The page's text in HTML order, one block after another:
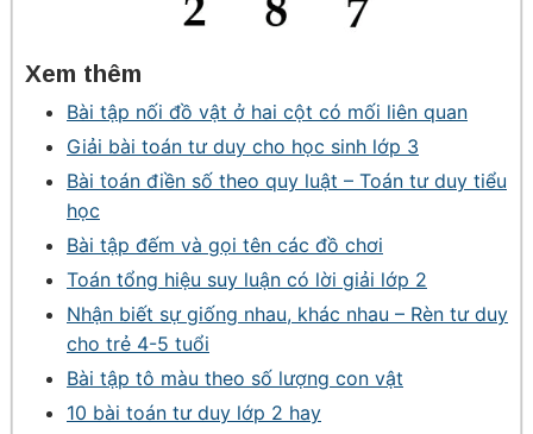
Xem thêm
Bài tập nối đồ vật ở hai cột có mối liên quan
Giải bài toán tư duy cho học sinh lớp 3
Bài toán điền số theo quy luật – Toán tư duy tiểu
học
Bài tập đếm và gọi tên các đồ chơi
Toán tổng hiệu suy luận có lời giải lớp 2
Nhận biết sự giống nhau, khác nhau – Rèn tư duy
cho trẻ 4-5 tuổi
Bài tập tô màu theo số lượng con vật
10 bài toán tư duy lớp 2 hay